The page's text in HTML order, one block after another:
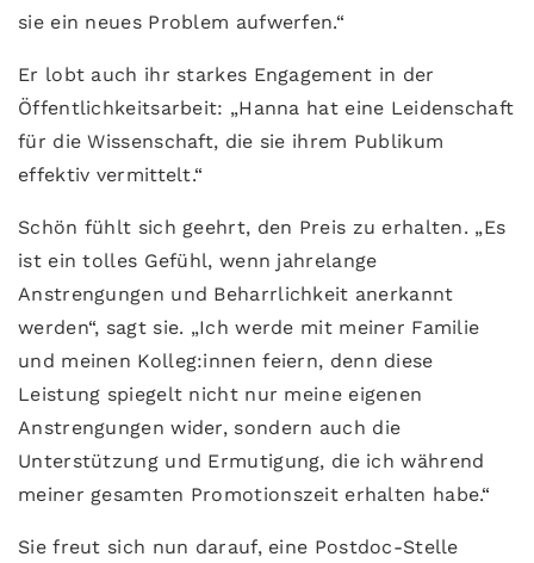
sie ein neues Problem aufwerfen.“
Er lobt auch ihr starkes Engagement in der
Öffentlichkeitsarbeit: „Hanna hat eine Leidenschaft
für die Wissenschaft, die sie ihrem Publikum
effektiv vermittelt.“
Schön fühlt sich geehrt, den Preis zu erhalten. „Es
ist ein tolles Gefühl, wenn jahrelange
Anstrengungen und Beharrlichkeit anerkannt
werden“, sagt sie. „Ich werde mit meiner Familie
und meinen Kolleg:innen feiern, denn diese
Leistung spiegelt nicht nur meine eigenen
Anstrengungen wider, sondern auch die
Unterstützung und Ermutigung, die ich während
meiner gesamten Promotionszeit erhalten habe.“
Sie freut sich nun darauf, eine Postdoc-Stelle